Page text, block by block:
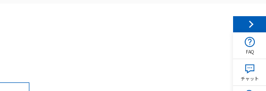
FAQ
チャット